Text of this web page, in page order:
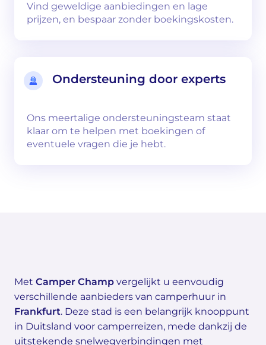
Vind geweldige aanbiedingen en lage
prijzen, en bespaar zonder boekingskosten.
Ondersteuning door experts
Ons meertalige ondersteuningsteam staat
klaar om te helpen met boekingen of
eventuele vragen die je hebt.
Met Camper Champ vergelijkt u eenvoudig
verschillende aanbieders van camperhuur in
Frankfurt. Deze stad is een belangrijk knooppunt
in Duitsland voor camperreizen, mede dankzij de
uitstekende snelwegverbindingen met